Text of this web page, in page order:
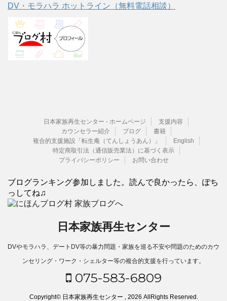
DV・モラハラ ホットライン（無料電話相談）
日本家族再生センター - ホームページ
支援内容
カウンセラー紹介
ブログ
書籍
複合的支援施設「転生庵（てんしょうあん）」
English
特定商取引法（通信販売業法）に基づく表示
プライバシーポリシー
お問い合わせ
ブログランキング参加しました。読んで良かったら、ぽち
っしてね♫
日本家族再生センター
DVやモラハラ、デートDV等の暴力問題・家族を巡る不安や問題のためのカウ
ンセリング・ワーク・シェルター等の複合的支援を行っています。
075-583-6809
Copyright© 日本家族再生センター , 2026 AllRights Reserved.